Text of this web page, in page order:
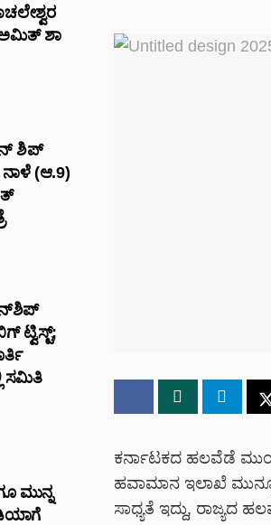
ಕರ್ನಾಟಕದ ಹಲವೆಡೆ
ಹವಾಮಾನ ಇಲಾಖೆ
ಸಾಧ್ಯತೆ ಇದ್ದು,
ಅಮಿತ್ ಶಾ
ಶಿಪ್
(ಆ.9)
ಟ್ವಿಸ್ಟ್‌;
ಸಮಿತಿ
ಮುನ್ನ